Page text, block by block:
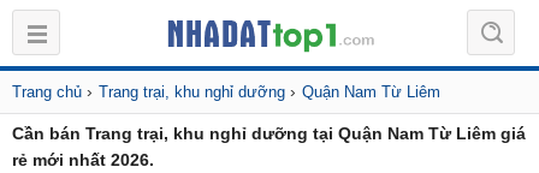
Trang chủ › Trang trại, khu nghỉ dưỡng › Quận Nam Từ Liêm
Cần bán Trang trại, khu nghỉ dưỡng tại Quận Nam Từ Liêm giá
rẻ mới nhất 2026.